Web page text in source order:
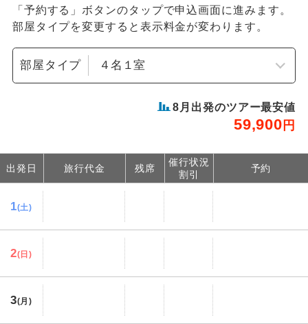
「予約する」ボタンのタップで申込画面に進みます。
部屋タイプを変更すると表示料金が変わります。
部屋タイプ
8 月出発のツアー最安値
59,900 円
出発日 旅行代金 残席
催行状況
割引
予約
1(土)
2(日)
3(月)